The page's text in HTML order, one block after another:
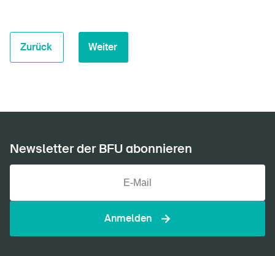
Zurück Weiter
Newsletter der BFU abonnieren
Anmelden